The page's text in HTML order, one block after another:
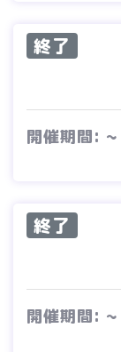
終了
開催期間: ~
終了
開催期間: ~